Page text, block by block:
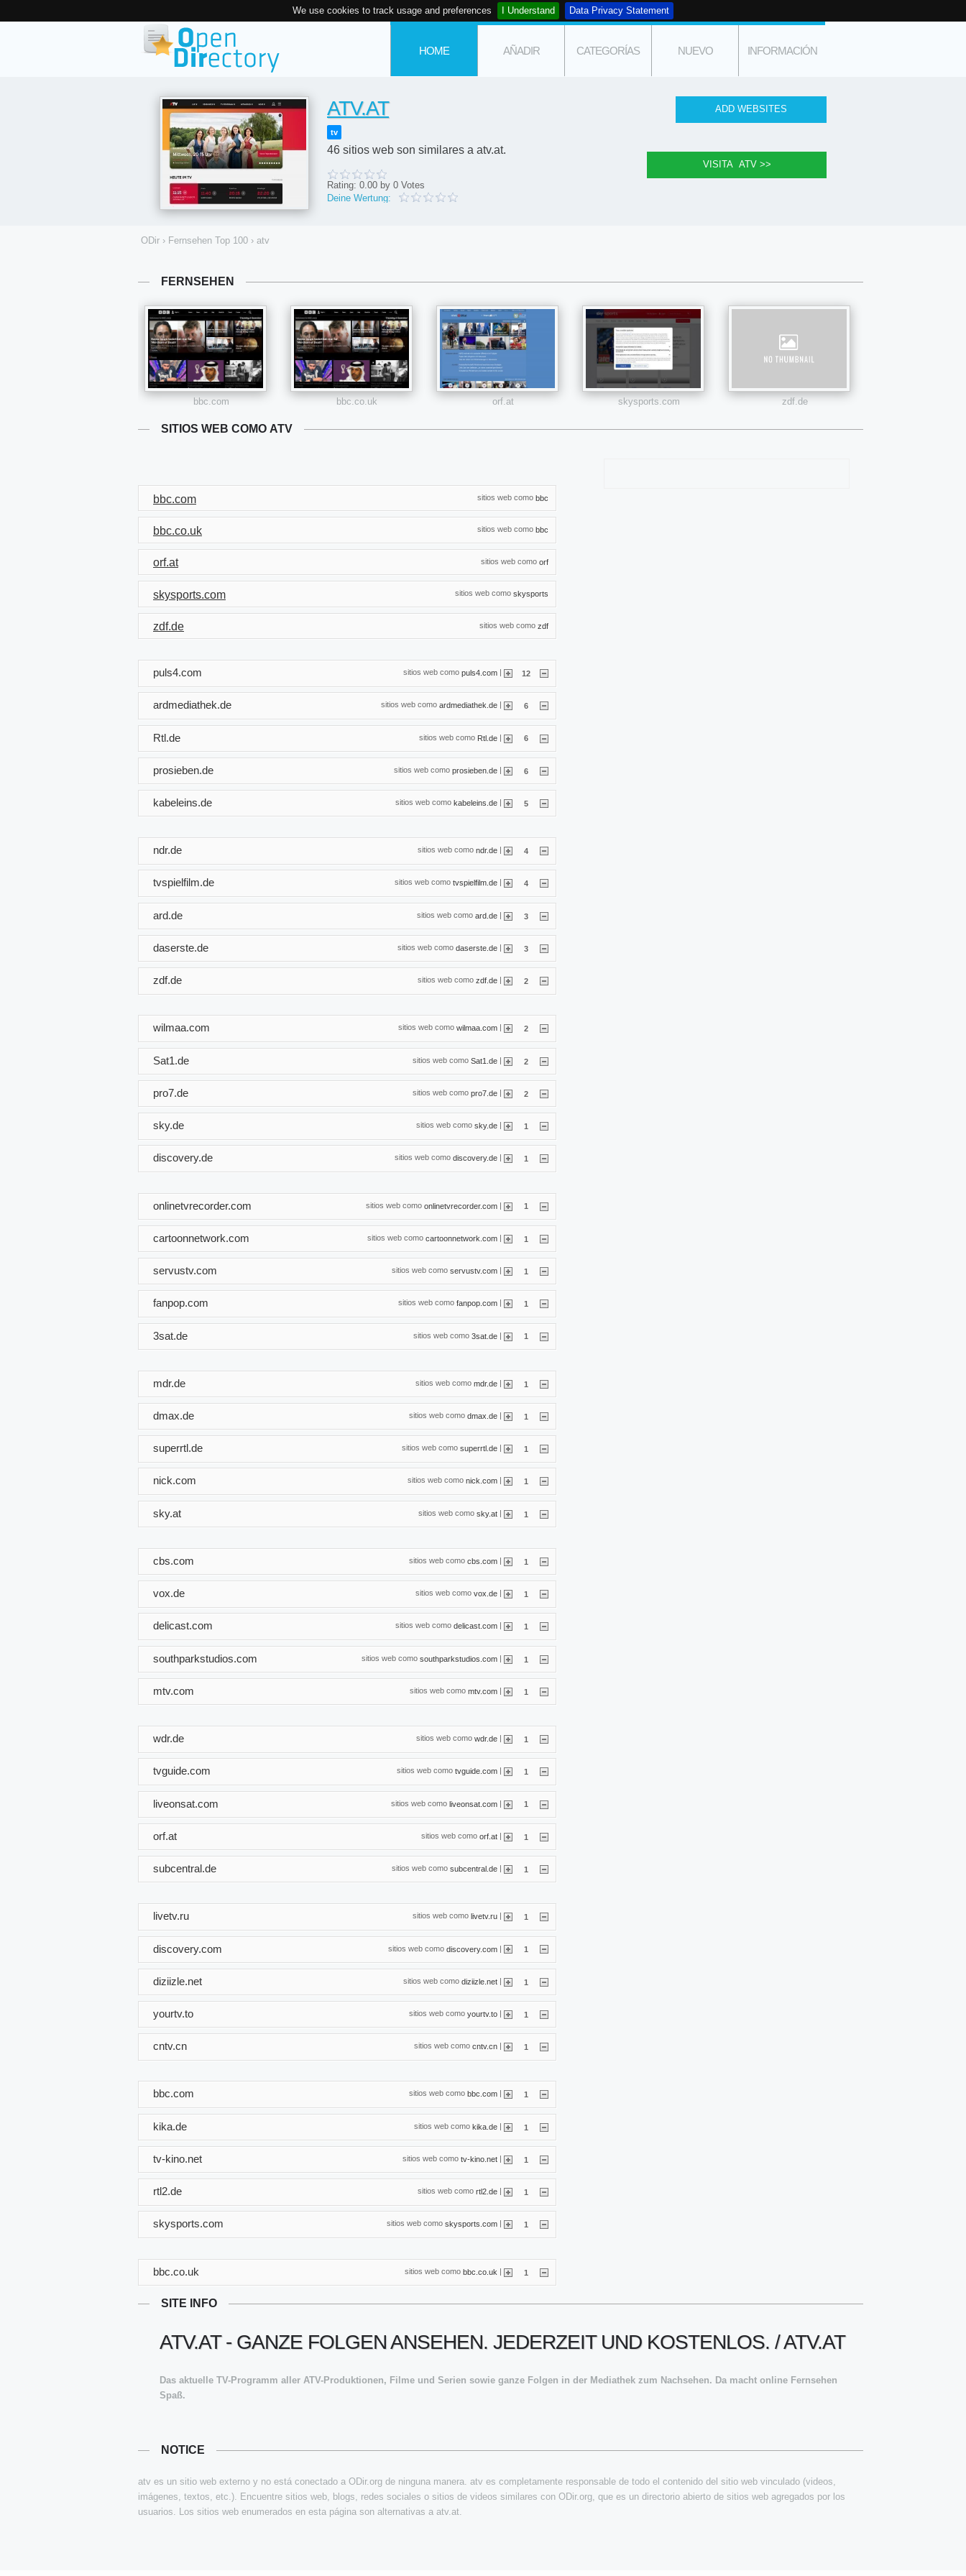
We use cookies to track usage and preferences I Understand Data Privacy Statement
HOME AÑADIR CATEGORÍAS NUEVO INFORMACIÓN
ATV.AT
tv
46 sitios web son similares a atv.at.
Rating: 0.00 by 0 Votes
Deine Wertung:
ODir › Fernsehen Top 100 › atv
FERNSEHEN
bbc.com bbc.co.uk orf.at skysports.com zdf.de
SITIOS WEB COMO ATV
sitios web como bbc
bbc.com
sitios web como bbc
bbc.co.uk
sitios web como orf
orf.at
sitios web como skysports
skysports.com
sitios web como zdf
zdf.de
sitios web como puls4.com | 12
puls4.com
sitios web como ardmediathek.de 6
ardmediathek.de
sitios web como Rtl.de | 6
Rtl.de
sitios web como prosieben.de | 6
prosieben.de
sitios web como kabeleins.de | 5
kabeleins.de
sitios web como ndr.de 4
ndr.de
sitios web como tvspielfilm.de 4
tvspielfilm.de
sitios web como ard.de | 3
ard.de
sitios web como daserste.de | 3
daserste.de
sitios web como zdf.de | 2
zdf.de
sitios web como wilmaa.com 2
wilmaa.com
sitios web como Sat1.de | 2
Sat1.de
sitios web como pro7.de | 2
pro7.de
sitios web como sky.de | 1
sky.de
sitios web como discovery.de 1
discovery.de
sitios web como onlinetvrecorder.com | 1
onlinetvrecorder.com
sitios web como cartoonnetwork.com | 1
cartoonnetwork.com
sitios web como servustv.com | 1
servustv.com
sitios web como fanpop.com 1
fanpop.com
sitios web como 3sat.de | 1
3sat.de
sitios web como mdr.de | 1
mdr.de
sitios web como dmax.de | 1
dmax.de
sitios web como superrtl.de 1
superrtl.de
sitios web como nick.com 1
nick.com
sitios web como sky.at | 1
sky.at
sitios web como cbs.com | 1
cbs.com
sitios web como vox.de | 1
vox.de
sitios web como delicast.com 1
delicast.com
sitios web como southparkstudios.com | 1
southparkstudios.com
sitios web como mtv.com | 1
mtv.com
sitios web como wdr.de | 1
wdr.de
sitios web como tvguide.com 1
tvguide.com
sitios web como liveonsat.com | 1
liveonsat.com
sitios web como orf.at | 1
orf.at
sitios web como subcentral.de | 1
subcentral.de
sitios web como livetv.ru 1
livetv.ru
sitios web como discovery.com | 1
discovery.com
sitios web como diziizle.net | 1
diziizle.net
sitios web como yourtv.to | 1
yourtv.to
sitios web como cntv.cn 1
cntv.cn
sitios web como bbc.com 1
bbc.com
sitios web como kika.de | 1
kika.de
sitios web como tv-kino.net | 1
tv-kino.net
sitios web como rtl2.de | 1
rtl2.de
sitios web como skysports.com 1
skysports.com
sitios web como bbc.co.uk | 1
bbc.co.uk
SITE INFO
ATV.AT - GANZE FOLGEN ANSEHEN. JEDERZEIT UND KOSTENLOS. / ATV.AT
Das aktuelle TV-Programm aller ATV-Produktionen, Filme und Serien sowie ganze Folgen in der Mediathek zum Nachsehen. Da macht online Fernsehen
Spaß.
NOTICE
atv es un sitio web externo y no está conectado a ODir.org de ninguna manera. atv es completamente responsable de todo el contenido del sitio web vinculado (videos,
imágenes, textos, etc.). Encuentre sitios web, blogs, redes sociales o sitios de videos similares con ODir.org, que es un directorio abierto de sitios web agregados por los
usuarios. Los sitios web enumerados en esta página son alternativas a atv.at.